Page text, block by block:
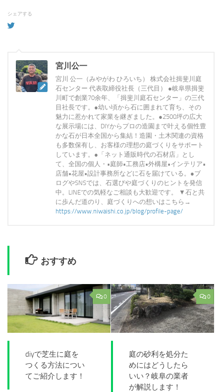
シェアする
宮川公一
宮川 公一（みやがわ ひろいち） 株式会社揖斐川庭
石センター 代表取締役社長（三代目） ●岐阜県揖斐
川町で創業70余年、「揖斐川庭石センター」の三代
目社長です。●幼い頃から石に囲まれて育ち、その
魅力に惹かれて家業を継ぎました。●2500坪の広大
な展示場には、DIYからプロの造園まで叶える個性豊
かな石が日本全国から集結！造園・土木関連の資格
も多数保有し、お客様の理想の庭づくりをサポート
しています。●「ネット通販時代の石材店」とし
て、全国の個人・•庭師•工務店•外構屋•インテリア•
店舗•花屋•設計事務所などに石を届けている。●ブ
ログやSNSでは、石選びや庭づくりのヒントを発信
中。LINEでの気軽なご相談も大歓迎です。 ▼石と共
に歩んだ道のり、庭づくりへの想いはこちら→
https://www.niwaishi.co.jp/blog/profile-page/
おすすめ
0
diyで芝生に庭を
つくる方法につい
てご紹介します！
0
庭の砂利を処分た
めにはどうしたら
いい？岐阜の業者
が解説します！